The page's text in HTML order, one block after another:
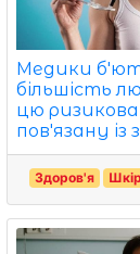
Медики
більшість
цю
пов'язану із
Здоров'я